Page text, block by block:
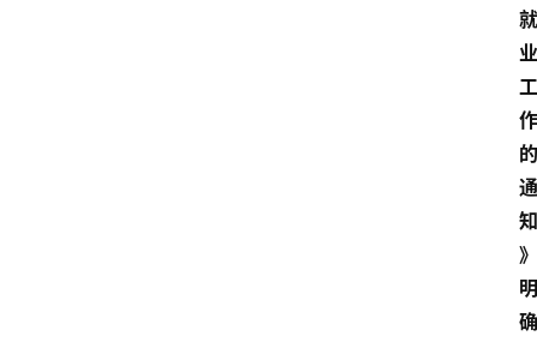
就
业
工
作
的
通
知
》
明
确